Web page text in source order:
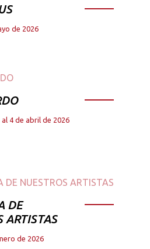
de 2026
4 de abril de 2026
DE
ARTISTAS
de 2026